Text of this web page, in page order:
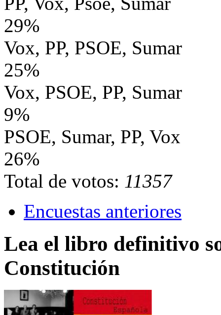
29%
Vox, PP, PSOE, Sumar
25%
Vox, PSOE, PP, Sumar
9%
PSOE, Sumar, PP, Vox
26%
Total de votos: 11357
Encuestas anteriores
Lea el libro definitivo
Constitución